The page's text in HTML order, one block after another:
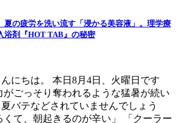
夏の疲労を洗い流す「浸かる美容液」。理学療
浴剤『HOT TAB』の秘密
にちは。 本日8月4日、火曜日です
がごっそり奪われるような猛暑が続い
バテなどされていませんでしょう
くて、朝起きるのが辛い」 「クーラー